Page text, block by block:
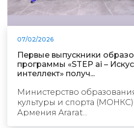
07/02/2026
Первые выпускники
программы «STEP ai –
интеллект» получ...
Министерство
культуры и спорта
Армения Ararat...